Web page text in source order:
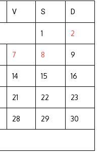
V S D
1 2
7 8 9
14 15 16
21 22 23
28 29 30